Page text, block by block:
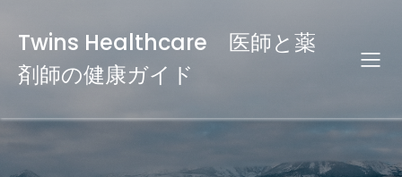
Twins Healthcare 医師と薬
剤師の健康ガイド